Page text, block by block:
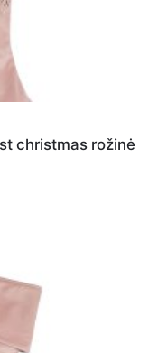
christmas rožinė